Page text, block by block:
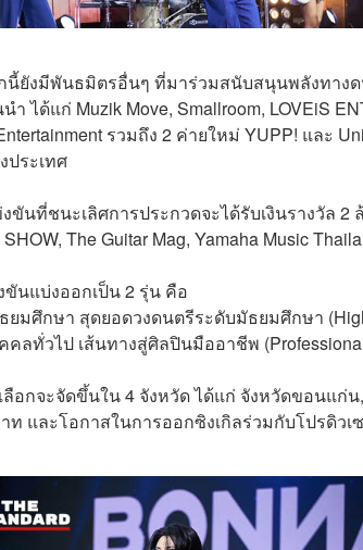
นี้ยังมีพันธมิตรอื่นๆ ที่มาร่วมสนับสนุนพลังทาง
ำ ได้แก่ Muzik Move, Smallroom, LOVEiS
รวมถึง 2 ค่ายใหม่ YUPP! และ
ระเทศ
ขันที่ชนะเลิศการประกวดจะได้รับเงินรางวัล
SHOW, The Guitar Mag, Yamaha Music
ขันแบ่งออกเป็น 2 รุ่น คือ
ยมศึกษา สุดยอดวงดนตรีระดับมัธยมศึกษา
คลทั่วไป เส้นทางสู่ศิลปินมืออาชีพ
ลือกจะจัดขึ้นใน 4 จังหวัด ได้แก่ จังหวัดขอนแก่
ท และโอกาสในการออกซิงเกิลร่วมกับโปรดิว